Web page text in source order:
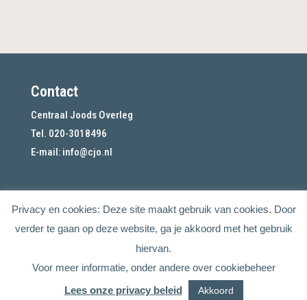
Contact
Centraal Joods Overleg
Tel. 020-3018496
E-mail: info@cjo.nl
Privacy en cookies: Deze site maakt gebruik van cookies. Door
verder te gaan op deze website, ga je akkoord met het gebruik
hiervan.
Voor meer informatie, onder andere over cookiebeheer
Lees onze privacy beleid
Akkoord